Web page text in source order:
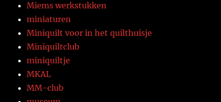
Miems werkstukken
miniaturen
Miniquilt voor in het quilthuisje
Miniquiltclub
miniquiltje
MKAL
MM-club